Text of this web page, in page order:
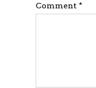
Comment *